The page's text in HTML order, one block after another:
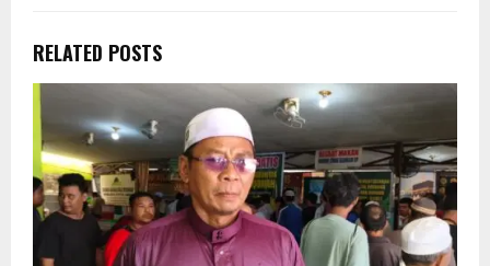
RELATED POSTS